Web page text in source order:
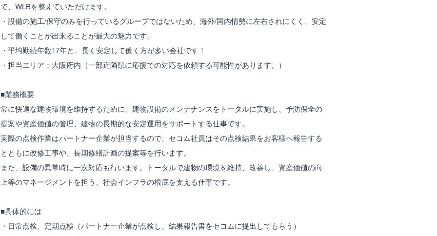
で、WLBを整えていただけます。
・設備の施工/保守のみを行っているグループではないため、海外/国内情勢に左右されにくく、安定
して働くことが出来ることが最大の魅力です。
・平均勤続年数17年と、長く安定して働く方が多い会社です！
・担当エリア：大阪府内（一部近隣県に応援での対応を依頼する可能性があります。）
■業務概要
常に快適な建物環境を維持するために、建物設備のメンテナンスをトータルに実施し、予防保全の
提案や資産価値の管理、建物の長期的な安定運用をサポートする仕事です。
実際の点検作業はパートナー企業が担当するので、セコム社員はその点検結果をお客様へ報告する
とともに改修工事や、長期修繕計画の提案等を行います。
また、設備の異常時に一次対応も行います。トータルで建物の環境を維持、改善し、資産価値の向
上等のマネージメントを担う、社会インフラの根底を支える仕事です。
■具体的には
・日常点検、定期点検（パートナー企業が点検し、結果報告書をセコムに提出してもらう）